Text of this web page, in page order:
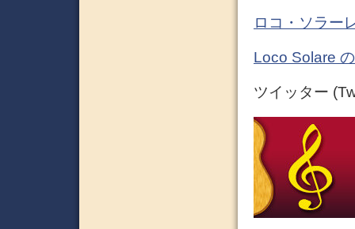
ロコ・ソラー
Loco Solare
ツイッター